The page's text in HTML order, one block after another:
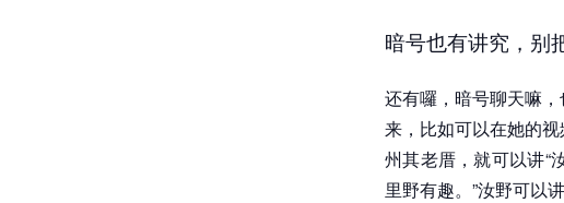
暗号也有讲究，别
还有囉，暗号聊天嘛
来，比如可以在她的
州其老厝，就可以讲“
里野有趣。”汝野可以